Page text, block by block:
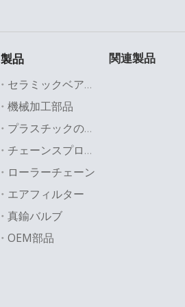
製品
セラミックベアリング
機械加工部品
プラスチックの部品
チェーンスプロケット
ローラーチェーン
エアフィルター
真鍮バルブ
OEM部品
関連製品